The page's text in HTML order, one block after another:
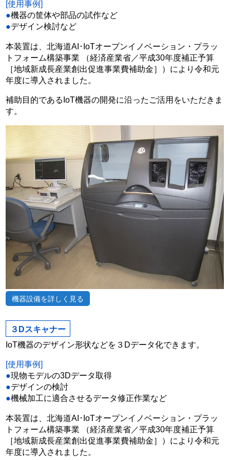
[使用事例]
●機器の筐体や部品の試作など
●デザイン検討など
本装置は、北海道AI･IoTオープンイノベーション・プラッ
トフォーム構築事業 （経済産業省／平成30年度補正予算
［地域新成長産業創出促進事業費補助金］）により令和元
年度に導入されました。
補助目的であるIoT機器の開発に沿ったご活用をいただきま
す。
機器設備を詳しく見る
３Dスキャナー
IoT機器のデザイン形状などを３Dデータ化できます。
[使用事例]
●現物モデルの3Dデータ取得
●デザインの検討
●機械加工に適合させるデータ修正作業など
本装置は、北海道AI･IoTオープンイノベーション・プラッ
トフォーム構築事業 （経済産業省／平成30年度補正予算
［地域新成長産業創出促進事業費補助金］）により令和元
年度に導入されました。